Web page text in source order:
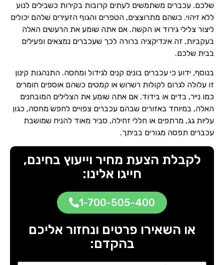
שלכם. עכברים משתמשים לעתים קרובות בקירות כשבילים לנוע
ללא זיהוי. כשהם מתרוצצים, הטפרים והגוף הזעירים שלהם יכולים
ליצור צלילי גירוד או הקשה. אם אתה שומע את הרעשים האלה
בעקביות, זה אינדיקציה ברורה לכך שעכברים נמצאים ופעילים
בבית שלכם.
בנוסף, ידוע כי עכברים בונים קנים לגידול ומחסה. התנהגות קינון
זו עלולה לגרום לקולות רשרוש או קמטים כשהם אוספים חומרים
כמו נייר, בדים או בידוד. אם אתה שומע את הצלילים המובחנים
האלה, במיוחד באזורים שבהם עכברים צפויים לחפש מחסה, כגון
עליות גג, מרתפים או חללי זחילה, סביר מאוד להניח שמושבת
עכברים תפסה מגורים בביתך.
לקבלת הצעת מחיר וייעוץ בחינם,
חייגו אלינו:
1-700-505-400
או השאירו פרטים ונחזור אליכם
בהקדם: